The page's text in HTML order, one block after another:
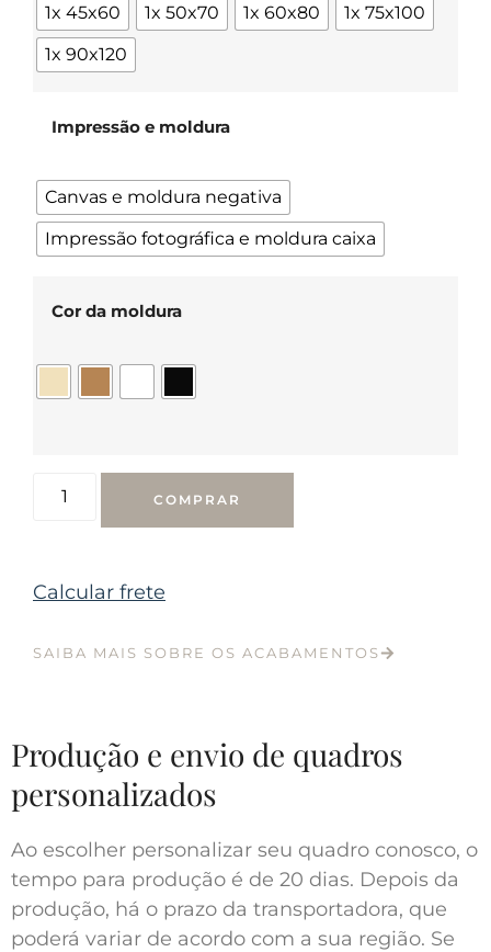
1x 45x60 1x 50x70 1x 60x80
1x 75x100
1x 90x120
Impressão e moldura
Canvas e moldura negativa
Impressão fotográfica e moldura caixa
Cor da moldura
COMPRAR
Calcular frete
SAIBA MAIS SOBRE OS ACABAMENTOS
Produção e envio de quadros
personalizados
Ao escolher personalizar seu quadro conosco, o
tempo para produção é de 20 dias. Depois da
produção, há o prazo da transportadora, que
poderá variar de acordo com a sua região. Se